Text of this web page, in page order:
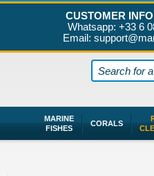
MARINE
FISHES
CORALS
CUSTOMER
Whatsapp: +33 6
Email: